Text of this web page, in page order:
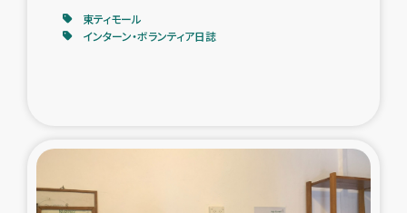
東ティモール
インターン・ボランティア日誌